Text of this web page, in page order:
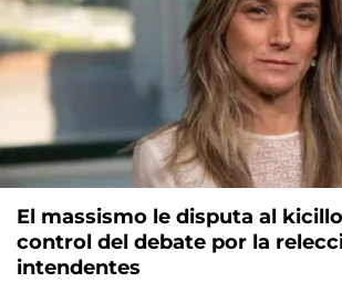
El massismo le disputa al
control del debate por la
intendentes